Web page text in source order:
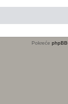
Pokreće phpBB